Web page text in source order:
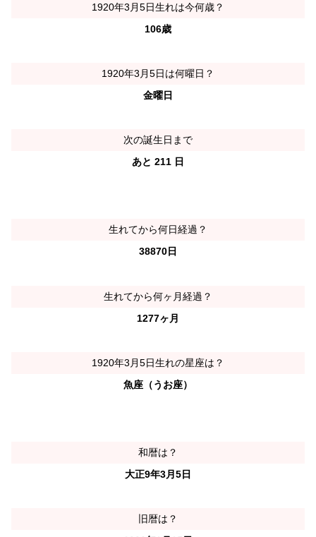
1920年3月5日生れは今何歳？
106歳
1920年3月5日は何曜日？
金曜日
次の誕生日まで
あと 211 日
生れてから何日経過？
38870日
生れてから何ヶ月経過？
1277ヶ月
1920年3月5日生れの星座は？
魚座（うお座）
和暦は？
大正9年3月5日
旧暦は？